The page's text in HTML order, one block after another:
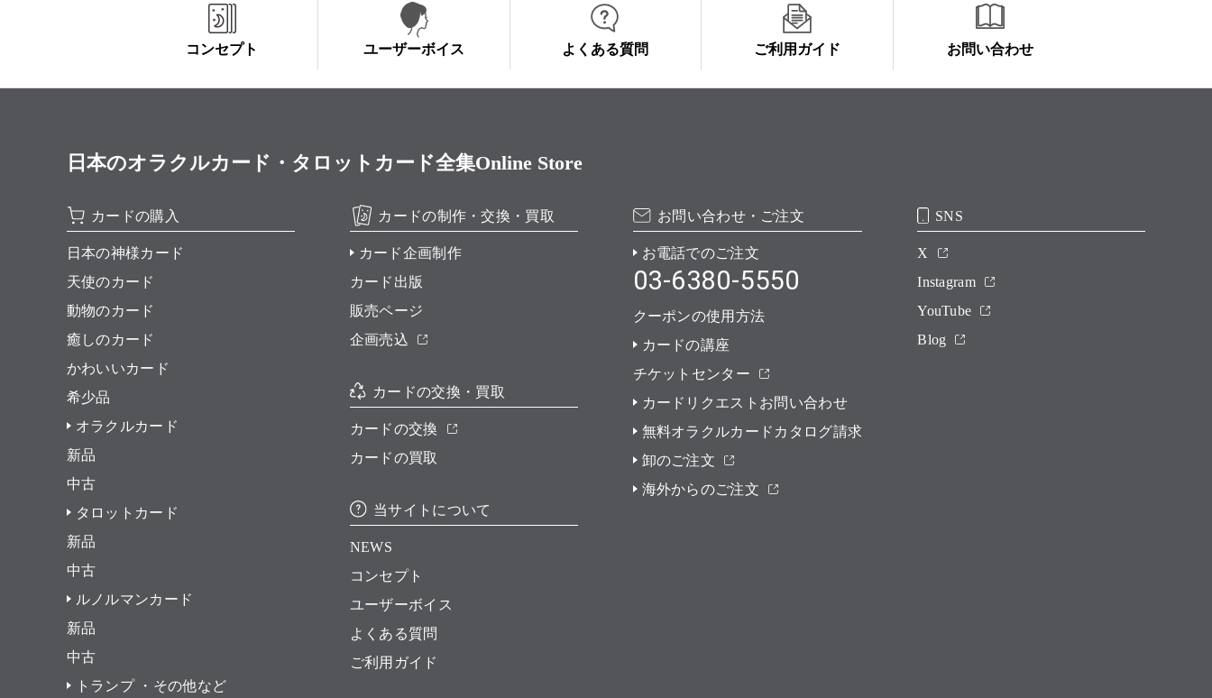
コンセプト ユーザーボイス よくある質問 ご利用ガイド お問い合わせ
日本のオラクルカード・タロットカード全集Online Store
カードの購入
日本の神様カード
天使のカード
動物のカード
癒しのカード
かわいいカード
希少品
オラクルカード
新品
中古
タロットカード
新品
中古
ルノルマンカード
新品
中古
トランプ ・その他など
カードの制作・交換・買取
カード企画制作
カード出版
販売ページ
企画売込
カードの交換・買取
カードの交換
カードの買取
当サイトについて
NEWS
コンセプト
ユーザーボイス
よくある質問
ご利用ガイド
お問い合わせ・ご注文
お電話でのご注文
03-6380-5550
クーポンの使用方法
カードの講座
チケットセンター
カードリクエストお問い合わせ
無料オラクルカードカタログ請求
卸のご注文
海外からのご注文
SNS
X
Instagram
YouTube
Blog